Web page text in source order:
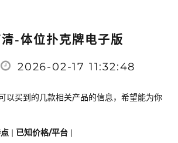
-体位扑克牌电子版
2026-02-17 11:32:48
以买到的几款相关产品的信息，希望能为你
| 已知价格/平台 |